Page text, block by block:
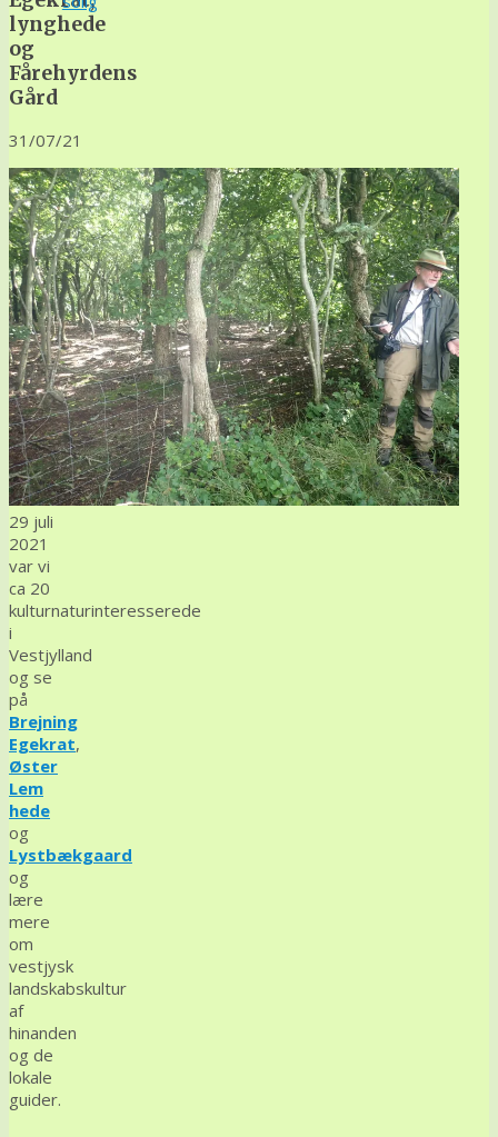
lynghede
og
Fårehyrdens
Gård
31/07/21
29 juli
2021
var vi
ca 20
kulturnaturinteresserede
i
Vestjylland
og se
på
Brejning
Egekrat,
Øster
Lem
hede
og
Lystbækgaard
og
lære
mere
om
vestjysk
landskabskultur
af
hinanden
og de
lokale
guider.